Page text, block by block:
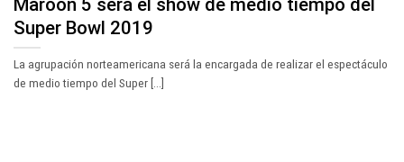
Super Bowl 2019
La agrupación norteamericana será la encargada de realizar el espectáculo
de medio tiempo del Super [...]